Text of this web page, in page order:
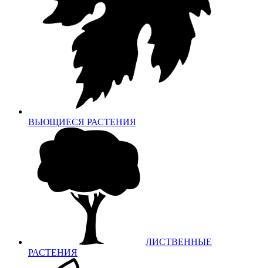
ВЬЮЩИЕСЯ РАСТЕНИЯ
ЛИСТВЕННЫЕ
РАСТЕНИЯ